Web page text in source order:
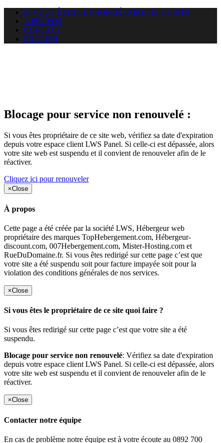
SI VOUS ÊTES LE PROPRIÉTAIRE DE CE SITE
A PROPOS
CONTACT
ENGLISH
Blocage pour service non renouvelé :
Si vous êtes propriétaire de ce site web, vérifiez sa date d'expiration
depuis votre espace client LWS Panel. Si celle-ci est dépassée, alors
votre site web est suspendu et il convient de renouveler afin de le
réactiver.
Cliquez ici pour renouveler
×Close
À propos
Cette page a été créée par la société LWS, Hébergeur web
propriétaire des marques TopHebergement.com, Hébergeur-
discount.com, 007Hebergement.com, Mister-Hosting.com et
RueDuDomaine.fr. Si vous êtes redirigé sur cette page c’est que
votre site a été suspendu soit pour facture impayée soit pour la
violation des conditions générales de nos services.
×Close
Si vous êtes le propriétaire de ce site quoi faire ?
Si vous êtes redirigé sur cette page c’est que votre site a été
suspendu.
Blocage pour service non renouvelé: Vérifiez sa date d'expiration
depuis votre espace client LWS Panel. Si celle-ci est dépassée, alors
votre site web est suspendu et il convient de renouveler afin de le
réactiver.
×Close
Contacter notre équipe
En cas de problème notre équipe est à votre écoute au 0892 700